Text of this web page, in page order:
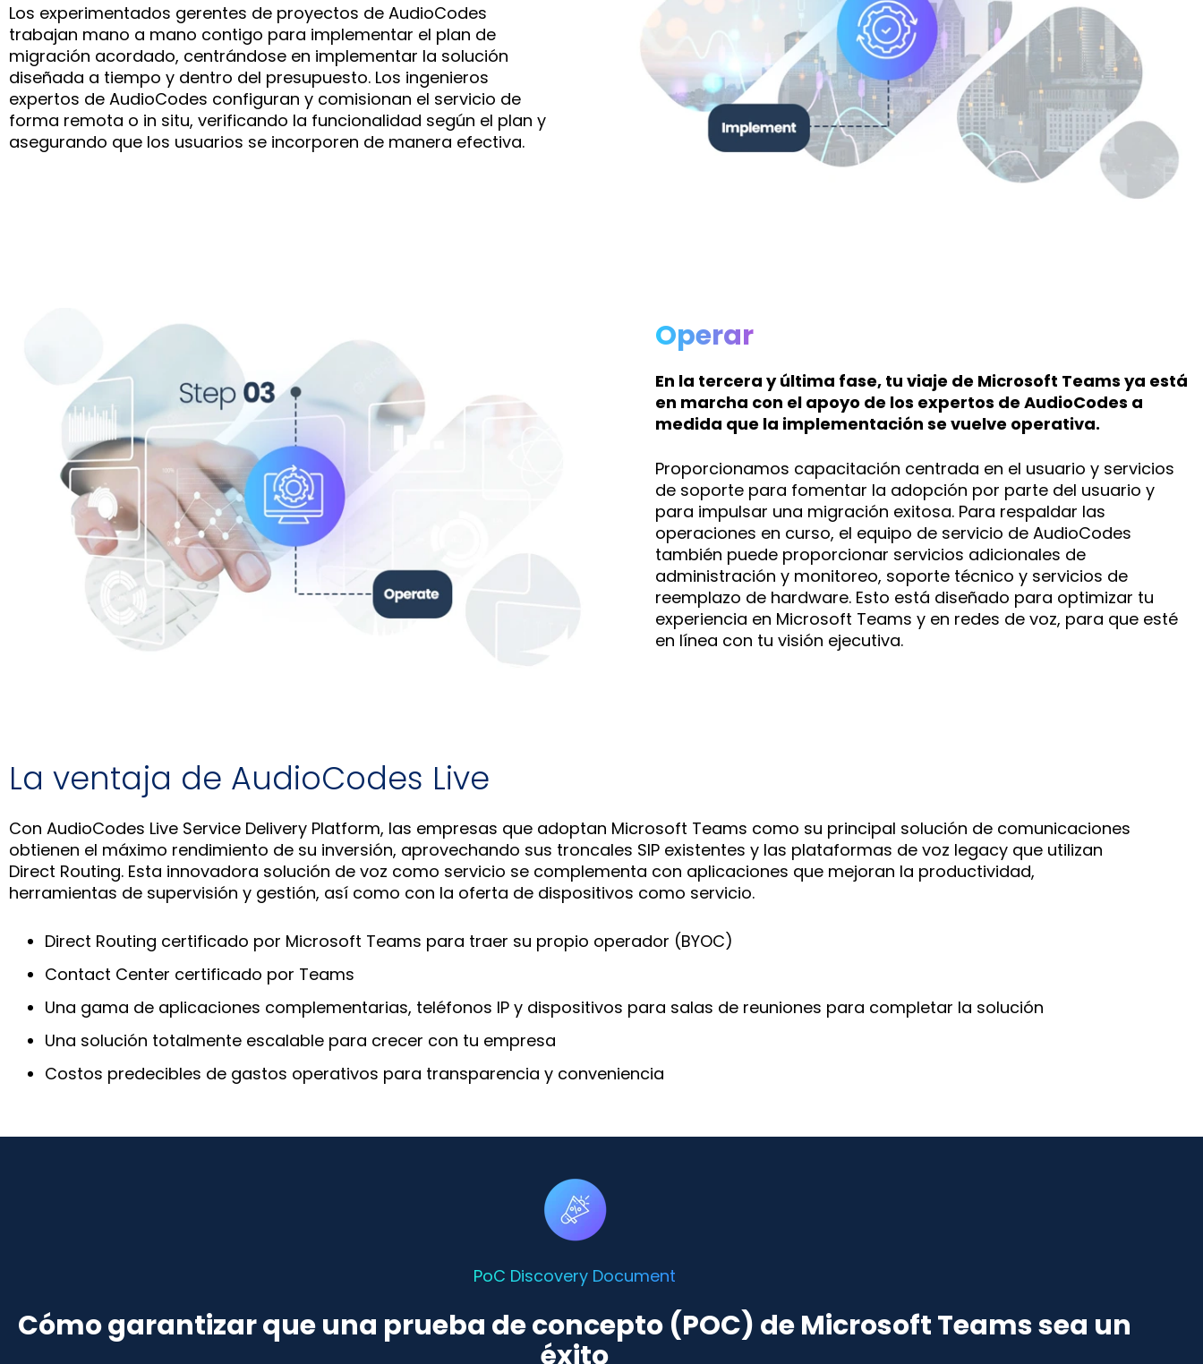
Los experimentados gerentes de proyectos de AudioCodes
trabajan mano a mano contigo para implementar el plan de
migración acordado, centrándose en implementar la solución
diseñada a tiempo y dentro del presupuesto. Los ingenieros
expertos de AudioCodes configuran y comisionan el servicio de
forma remota o in situ, verificando la funcionalidad según el plan y
asegurando que los usuarios se incorporen de manera efectiva.
Operar
En la tercera y última fase, tu viaje de Microsoft Teams ya está
en marcha con el apoyo de los expertos de AudioCodes a
medida que la implementación se vuelve operativa.
Proporcionamos capacitación centrada en el usuario y servicios
de soporte para fomentar la adopción por parte del usuario y
para impulsar una migración exitosa. Para respaldar las
operaciones en curso, el equipo de servicio de AudioCodes
también puede proporcionar servicios adicionales de
administración y monitoreo, soporte técnico y servicios de
reemplazo de hardware. Esto está diseñado para optimizar tu
experiencia en Microsoft Teams y en redes de voz, para que esté
en línea con tu visión ejecutiva.
La ventaja de AudioCodes Live
Con AudioCodes Live Service Delivery Platform, las empresas que adoptan Microsoft Teams como su principal solución de comunicaciones
obtienen el máximo rendimiento de su inversión, aprovechando sus troncales SIP existentes y las plataformas de voz legacy que utilizan
Direct Routing. Esta innovadora solución de voz como servicio se complementa con aplicaciones que mejoran la productividad,
herramientas de supervisión y gestión, así como con la oferta de dispositivos como servicio.
Direct Routing certificado por Microsoft Teams para traer su propio operador (BYOC)
Contact Center certificado por Teams
Una gama de aplicaciones complementarias, teléfonos IP y dispositivos para salas de reuniones para completar la solución
Una solución totalmente escalable para crecer con tu empresa
Costos predecibles de gastos operativos para transparencia y conveniencia
PoC Discovery Document
Cómo garantizar que una prueba de concepto (POC) de Microsoft Teams sea un
éxito